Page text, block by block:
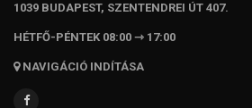
1039 BUDAPEST, SZENTENDREI ÚT 407.
HÉTFŐ-PÉNTEK 08:00 ⇾ 17:00
NAVIGÁCIÓ INDÍTÁSA